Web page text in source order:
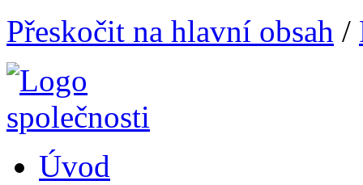
Přeskočit na hlavní obsah /
Úvod